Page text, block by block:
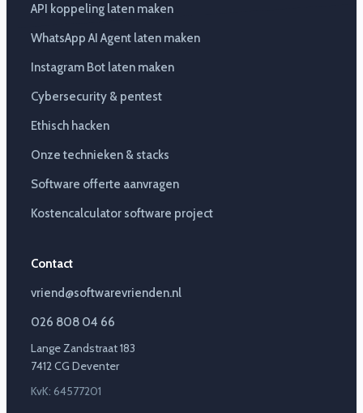
API koppeling laten maken
WhatsApp AI Agent laten maken
Instagram Bot laten maken
Cybersecurity & pentest
Ethisch hacken
Onze technieken & stacks
Software offerte aanvragen
Kostencalculator software project
Contact
vriend@softwarevrienden.nl
026 808 04 66
Lange Zandstraat 183
7412 CG Deventer
KvK: 64577201